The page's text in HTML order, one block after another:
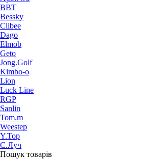
BBT
Bessky
Clibee
Dago
Elmob
Geto
Jong.Golf
Kimbo-o
Lion
Luck Line
RGP
Sanlin
Tom.m
Weestep
Y.Top
С.Луч
Пошук товарів